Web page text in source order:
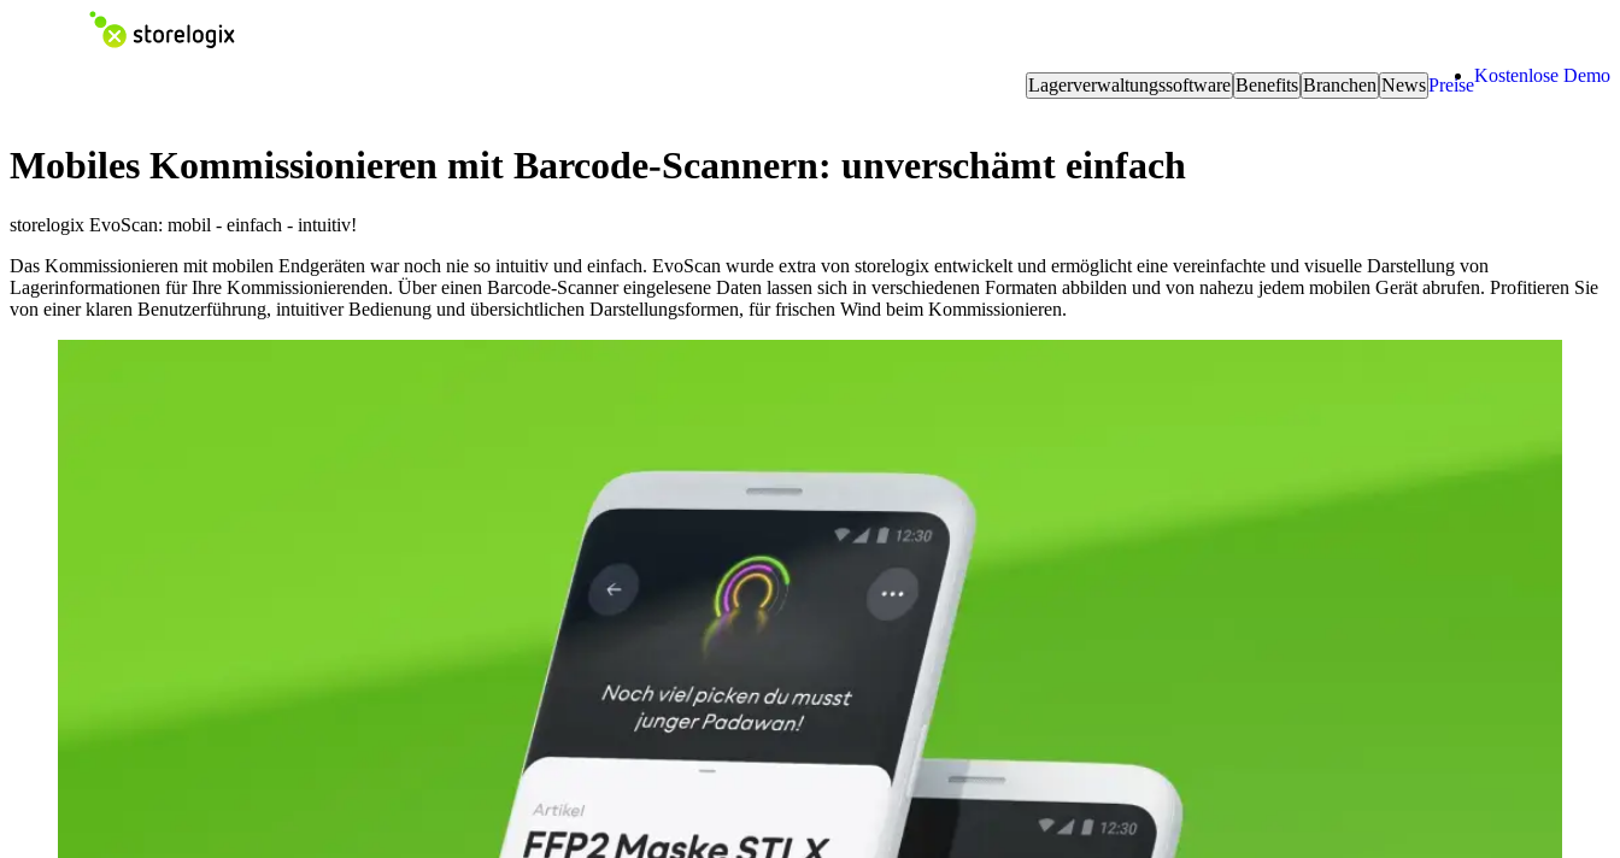
Lagerverwaltungssoftware Benefits Branchen NewsPreiseKostenlose Demo
Mobiles Kommissionieren mit Barcode-Scannern: unverschämt einfach
storelogix EvoScan: mobil - einfach - intuitiv!
Das Kommissionieren mit mobilen Endgeräten war noch nie so intuitiv und einfach. EvoScan wurde extra von storelogix entwickelt und ermöglicht eine vereinfachte und visuelle Darstellung von
Lagerinformationen für Ihre Kommissionierenden. Über einen Barcode-Scanner eingelesene Daten lassen sich in verschiedenen Formaten abbilden und von nahezu jedem mobilen Gerät abrufen. Profitieren Sie
von einer klaren Benutzerführung, intuitiver Bedienung und übersichtlichen Darstellungsformen, für frischen Wind beim Kommissionieren.